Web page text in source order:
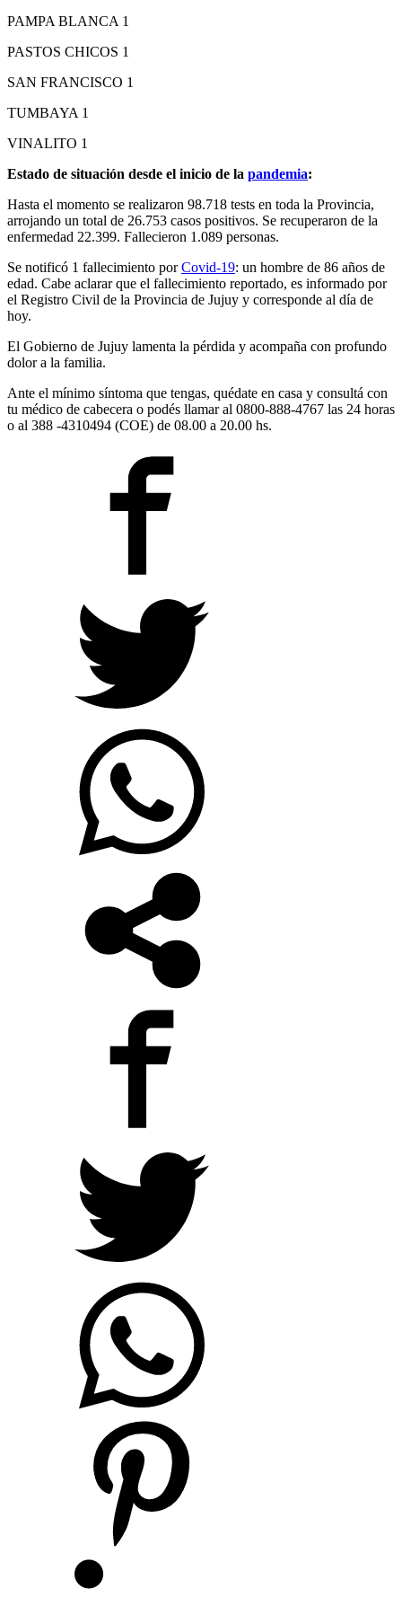
PAMPA BLANCA 1
PASTOS CHICOS 1
SAN FRANCISCO 1
TUMBAYA 1
VINALITO 1
Estado de situación desde el inicio de la pandemia:
Hasta el momento se realizaron 98.718 tests en toda la Provincia,
arrojando un total de 26.753 casos positivos. Se recuperaron de la
enfermedad 22.399. Fallecieron 1.089 personas.
Se notificó 1 fallecimiento porCovid-19: un hombre de 86 años de
edad. Cabe aclarar que el fallecimiento reportado, es informado por
el Registro Civil de la Provincia de Jujuy y corresponde al día de
hoy.
El Gobierno de Jujuy lamenta la pérdida y acompaña con profundo
dolor a la familia.
Ante el mínimo síntoma que tengas, quédate en casa y consultá con
tu médico de cabecera o podés llamar al 0800-888-4767 las 24 horas
o al 388 -4310494 (COE) de 08.00 a 20.00 hs.